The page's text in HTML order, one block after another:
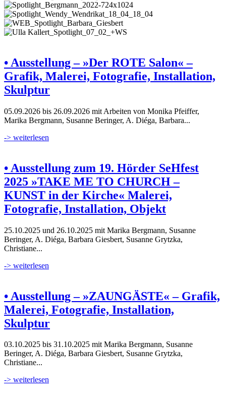
• Ausstellung – »Der ROTE Salon« –
Grafik, Malerei, Fotografie, Installation,
Skulptur
05.09.2026 bis 26.09.2026 mit Arbeiten von Monika Pfeiffer,
Marika Bergmann, Susanne Beringer, A. Diéga, Barbara...
-> weiterlesen
• Ausstellung zum 19. Hörder SeHfest
2025 »TAKE ME TO CHURCH –
KUNST in der Kirche« Malerei,
Fotografie, Installation, Objekt
25.10.2025 und 26.10.2025 mit Marika Bergmann, Susanne
Beringer, A. Diéga, Barbara Giesbert, Susanne Grytzka,
Christiane...
-> weiterlesen
• Ausstellung – »ZAUNGÄSTE« – Grafik,
Malerei, Fotografie, Installation,
Skulptur
03.10.2025 bis 31.10.2025 mit Marika Bergmann, Susanne
Beringer, A. Diéga, Barbara Giesbert, Susanne Grytzka,
Christiane...
-> weiterlesen